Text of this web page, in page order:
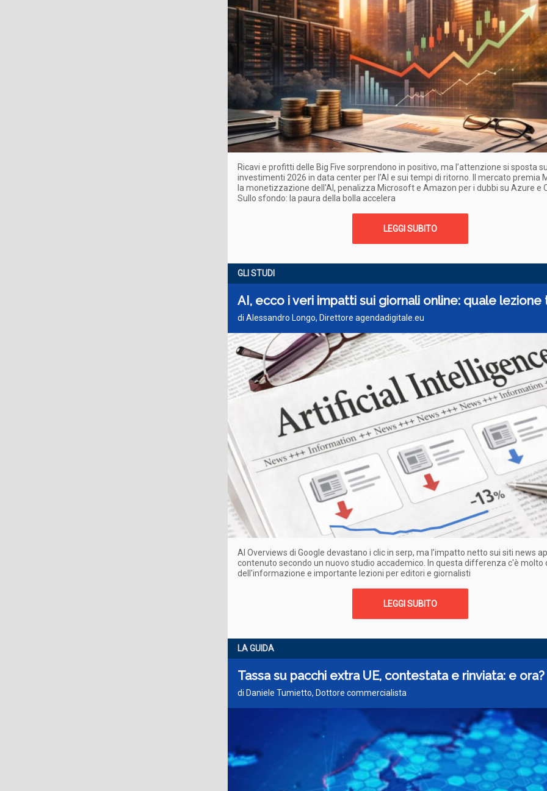
Ricavi e profitti delle Big Five sorprendono in positivo, ma l’attenzione si sposta
investimenti 2026 in data center per l’AI e sui tempi di ritorno. Il mercato premia
la monetizzazione dell'AI, penalizza Microsoft e Amazon per i dubbi su Azure e
Sullo sfondo: la paura della bolla accelera
LEGGI SUBITO
GLI STUDI
AI, ecco i veri impatti sui giornali online: quale lezione
di Alessandro Longo, Direttore agendadigitale.eu
AI Overviews di Google devastano i clic in serp, ma l’impatto netto sui siti news
contenuto secondo un nuovo studio accademico. In questa differenza c'è molto
dell'informazione e importante lezioni per editori e giornalisti
LEGGI SUBITO
LA GUIDA
Tassa su pacchi extra UE, contestata e rinviata: e ora?
di Daniele Tumietto, Dottore commercialista